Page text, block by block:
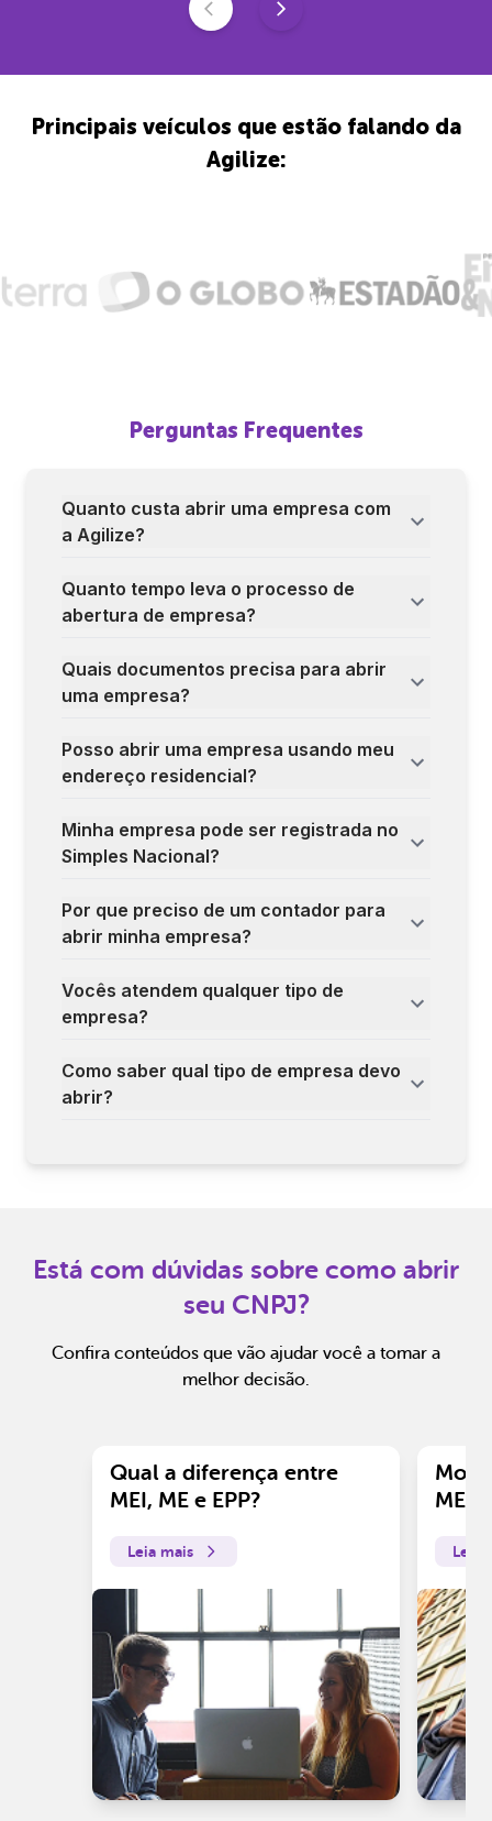
Principais veículos que estão falando da
Agilize:
Perguntas Frequentes
Quanto custa abrir uma empresa com
a Agilize?
Quanto tempo leva o processo de
abertura de empresa?
Quais documentos precisa para abrir
uma empresa?
Posso abrir uma empresa usando meu
endereço residencial?
Minha empresa pode ser registrada no
Simples Nacional?
Por que preciso de um contador para
abrir minha empresa?
Vocês atendem qualquer tipo de
empresa?
Como saber qual tipo de empresa devo
abrir?
Está com dúvidas sobre como abrir
seu CNPJ?
Confira conteúdos que vão ajudar você a tomar a
melhor decisão.
Qual a diferença entre
MEI, ME e EPP?
Leia mais
ME?
Leia